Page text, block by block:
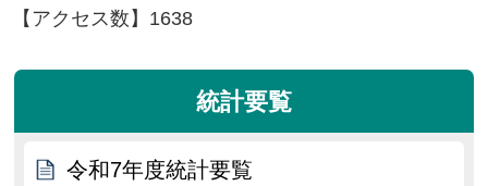
【アクセス数】 1638
統計要覧
令和7年度統計要覧